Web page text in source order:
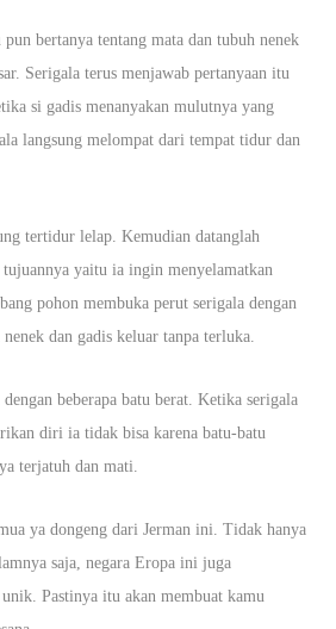
bertanya tentang mata dan tubuh nenek
Serigala terus menjawab pertanyaan itu
si gadis menanyakan mulutnya yang
langsung melompat dari tempat tidur dan
tertidur lelap. Kemudian datanglah
tujuannya yaitu ia ingin menyelamatkan
pohon membuka perut serigala dengan
dan gadis keluar tanpa terluka.
beberapa batu berat. Ketika serigala
diri ia tidak bisa karena batu-batu
terjatuh dan mati.
ya dongeng dari Jerman ini. Tidak hanya
saja, negara Eropa ini juga
Pastinya itu akan membuat kamu